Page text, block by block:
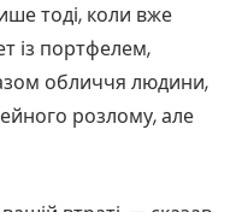
тоді, коли вже
із портфелем,
обличчя людини,
розлому, але